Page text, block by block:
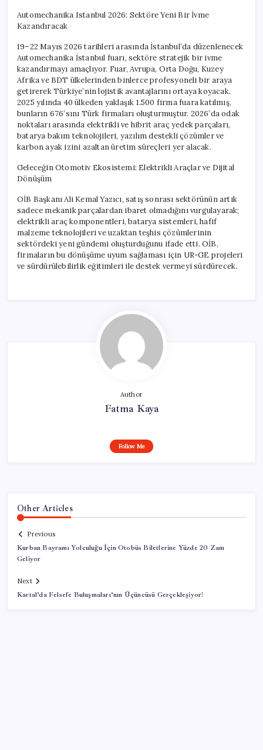
Automechanika Istanbul 2026: Sektöre Yeni Bir İvme
Kazandıracak
19–22 Mayıs 2026 tarihleri arasında İstanbul’da düzenlenecek
Automechanika İstanbul fuarı, sektöre stratejik bir ivme
kazandırmayı amaçlıyor. Fuar, Avrupa, Orta Doğu, Kuzey
Afrika ve BDT ülkelerinden binlerce profesyoneli bir araya
getirerek Türkiye’nin lojistik avantajlarını ortaya koyacak.
2025 yılında 40 ülkeden yaklaşık 1.500 firma fuara katılmış,
bunların 676’sını Türk firmaları oluşturmuştur. 2026’da odak
noktaları arasında elektrikli ve hibrit araç yedek parçaları,
batarya bakım teknolojileri, yazılım destekli çözümler ve
karbon ayak izini azaltan üretim süreçleri yer alacak.
Geleceğin Otomotiv Ekosistemi: Elektrikli Araçlar ve Dijital
Dönüşüm
OİB Başkanı Ali Kemal Yazıcı, satış sonrası sektörünün artık
sadece mekanik parçalardan ibaret olmadığını vurgulayarak;
elektrikli araç komponentleri, batarya sistemleri, hafif
malzeme teknolojileri ve uzaktan teşhis çözümlerinin
sektördeki yeni gündemi oluşturduğunu ifade etti. OİB,
firmaların bu dönüşüme uyum sağlaması için UR-GE projeleri
ve sürdürülebilirlik eğitimleri ile destek vermeyi sürdürecek.
Author
Fatma Kaya
Follow Me
Other Articles
Previous
Kurban Bayramı Yolculuğu İçin Otobüs Biletlerine Yüzde 20 Zam
Geliyor
Next
Kartal’da Felsefe Buluşmaları’nın Üçüncüsü Gerçekleşiyor!